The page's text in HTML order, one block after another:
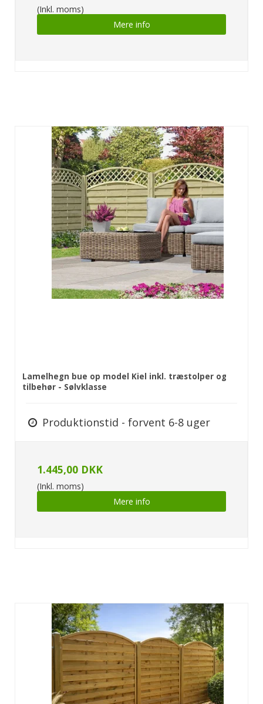
(Inkl. moms)
Mere info
Lamelhegn bue op model Kiel inkl. træstolper og
tilbehør - Sølvklasse
Produktionstid - forvent 6-8 uger
1.445,00 DKK
(Inkl. moms)
Mere info